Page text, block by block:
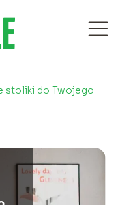
stoliki do Twojego